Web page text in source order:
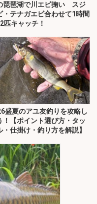
琵琶湖で川エビ掬い スジ
・テナガエビ合わせて1時間
匹キャッチ！
盛夏のアユ友釣りを攻略し
！【ポイント選び方・タッ
・仕掛け・釣り方を解説】